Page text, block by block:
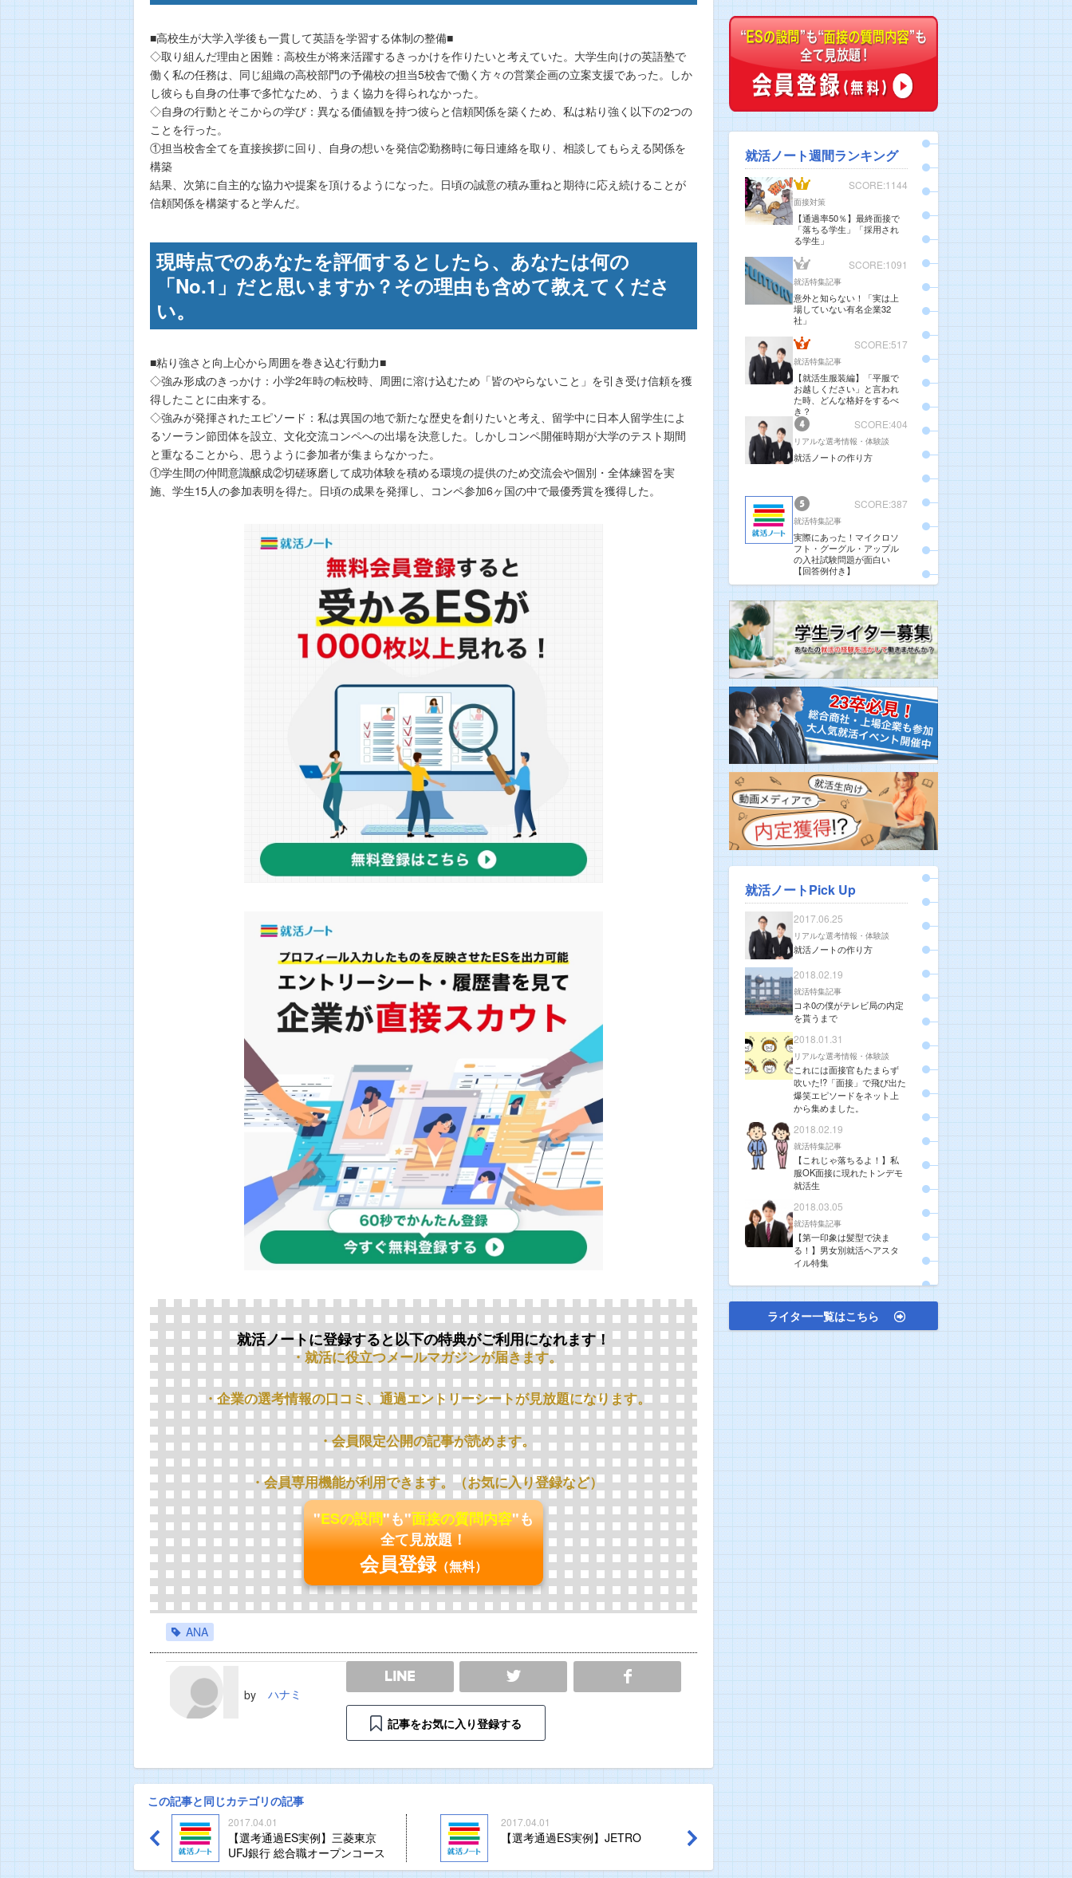
■高校生が大学入学後も一貫して英語を学習する体制の整備■
◇取り組んだ理由と困難：高校生が将来活躍するきっかけを作りたいと考えていた。大学生向けの英語塾で
働く私の任務は、同じ組織の高校部門の予備校の担当5校舎で働く方々の営業企画の立案支援であった。しか
し彼らも自身の仕事で多忙なため、うまく協力を得られなかった。
◇自身の行動とそこからの学び：異なる価値観を持つ彼らと信頼関係を築くため、私は粘り強く以下の2つの
ことを行った。
①担当校舎全てを直接挨拶に回り、自身の想いを発信②勤務時に毎日連絡を取り、相談してもらえる関係を
構築
結果、次第に自主的な協力や提案を頂けるようになった。日頃の誠意の積み重ねと期待に応え続けることが
信頼関係を構築すると学んだ。
現時点でのあなたを評価するとしたら、あなたは何の
「No.1」だと思いますか？その理由も含めて教えてくださ
い。
■粘り強さと向上心から周囲を巻き込む行動力■
◇強み形成のきっかけ：小学2年時の転校時、周囲に溶け込むため「皆のやらないこと」を引き受け信頼を獲
得したことに由来する。
◇強みが発揮されたエピソード：私は異国の地で新たな歴史を創りたいと考え、留学中に日本人留学生によ
るソーラン節団体を設立、文化交流コンペへの出場を決意した。しかしコンペ開催時期が大学のテスト期間
と重なることから、思うように参加者が集まらなかった。
①学生間の仲間意識醸成②切磋琢磨して成功体験を積める環境の提供のため交流会や個別・全体練習を実
施、学生15人の参加表明を得た。日頃の成果を発揮し、コンペ参加6ヶ国の中で最優秀賞を獲得した。
就活ノートに登録すると以下の特典がご利用になれます！
・就活に役立つメールマガジンが届きます。
・企業の選考情報の口コミ、通過エントリーシートが見放題になります。
・会員限定公開の記事が読めます。
・会員専用機能が利用できます。（お気に入り登録など）
"ESの設問"も"面接の質問内容"も
全て見放題！
会員登録（無料）
ANA
by ハナミ
LINE SHARE
記事をお気に入り登録する
この記事と同じカテゴリの記事
2017.04.01
【選考通過ES実例】三菱東京
UFJ銀行 総合職オープンコース
2017.04.01
【選考通過ES実例】JETRO
就活ノート週間ランキング
SCORE:1144
面接対策
【通過率50％】最終面接で
「落ちる学生」「採用され
る学生」
SCORE:1091
就活特集記事
意外と知らない！「実は上
場していない有名企業32
社」
SCORE:517
就活特集記事
【就活生服装編】「平服で
お越しください」と言われ
た時、どんな格好をするべ
き？
SCORE:404
リアルな選考情報・体験談
就活ノートの作り方
SCORE:387
就活特集記事
実際にあった！マイクロソ
フト・グーグル・アップル
の入社試験問題が面白い
【回答例付き】
就活ノートPick Up
2017.06.25
リアルな選考情報・体験談
就活ノートの作り方
2018.02.19
就活特集記事
コネ0の僕がテレビ局の内定
を貰うまで
2018.01.31
リアルな選考情報・体験談
これには面接官もたまらず
吹いた!?「面接」で飛び出た
爆笑エピソードをネット上
から集めました。
2018.02.19
就活特集記事
【これじゃ落ちるよ！】私
服OK面接に現れたトンデモ
就活生
2018.03.05
就活特集記事
【第一印象は髪型で決ま
る！】男女別就活ヘアスタ
イル特集
ライター一覧はこちら